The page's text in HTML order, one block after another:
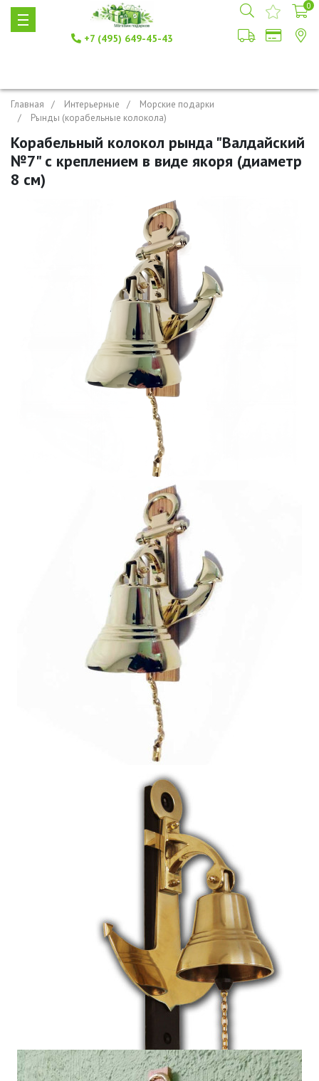
+7 (495) 649-45-43
0
Главная Интерьерные
Морские подарки
Рынды (корабельные колокола)
Корабельный колокол рында "Валдайский
№7" с креплением в виде якоря (диаметр
8 см)